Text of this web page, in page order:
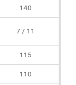
140
7 / 11
115
110